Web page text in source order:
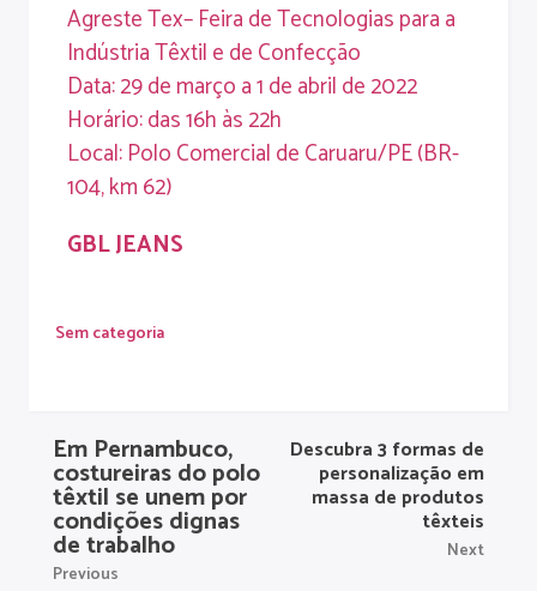
Agreste Tex– Feira de Tecnologias para a
Indústria Têxtil e de Confecção
Data: 29 de março a 1 de abril de 2022
Horário: das 16h às 22h
Local: Polo Comercial de Caruaru/PE (BR-
104, km 62)
GBL JEANS
Sem categoria
Em Pernambuco,
costureiras do polo
têxtil se unem por
condições dignas
de trabalho
Previous
Descubra 3 formas de
personalização em
massa de produtos
têxteis
Next